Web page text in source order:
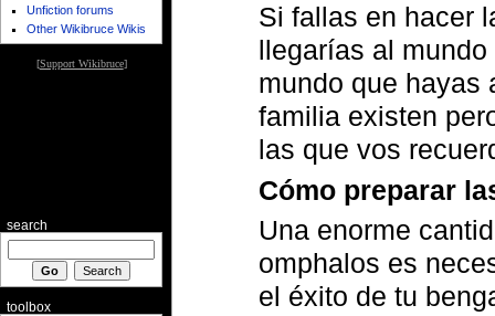
Si fallas en hacer
llegarías al
mundo que hayas
familia existen
las que vos
Cómo preparar
Una enorme
omphalos es
el éxito de tu
Unfiction forums
Other Wikibruce Wikis
[Support Wikibruce]
search
toolbox